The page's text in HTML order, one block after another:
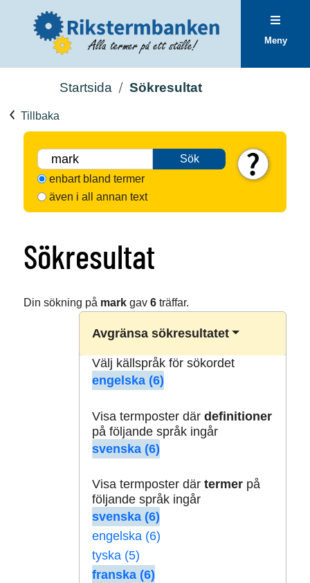
Meny
Startsida Sökresultat
Tillbaka
Sök
enbart bland termer
även i all annan text
Sökresultat
Din sökning på markgav 6träffar.
Avgränsa sökresultatet
Välj källspråk för sökordet
engelska (6)
Visa termposter där definitioner
på följande språk ingår
svenska (6)
Visa termposter där termerpå
följande språk ingår
svenska (6)
engelska (6)
tyska (5)
franska (6)